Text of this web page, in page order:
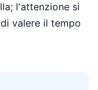
l'attenzione si
valere il tempo